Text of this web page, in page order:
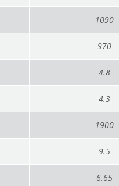
1090
970
4.8
4.3
1900
9.5
6.65